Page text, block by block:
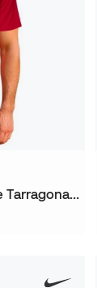
Koszulka Polo Gimnàstic de Tarragona Paseo Jugadores y Porteros 2025-2026